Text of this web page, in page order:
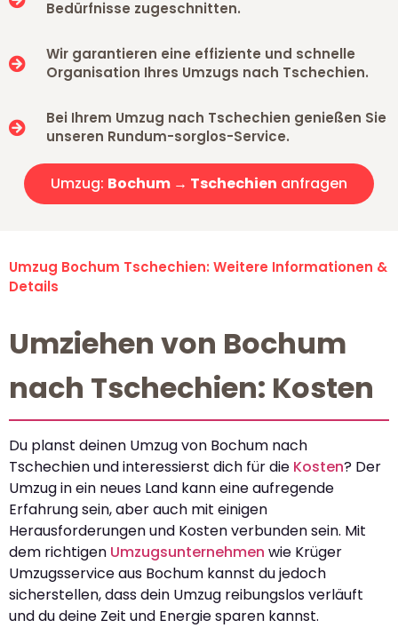
Bedürfnisse zugeschnitten.
Wir garantieren eine effiziente und schnelle
Organisation Ihres Umzugs nach Tschechien.
Bei Ihrem Umzug nach Tschechien genießen Sie
unseren Rundum-sorglos-Service.
Umzug: Bochum → Tschechien anfragen
Umzug Bochum Tschechien: Weitere Informationen &
Details
Umziehen von Bochum
nach Tschechien: Kosten
Du planst deinen Umzug von Bochum nach
Tschechien und interessierst dich für die Kosten? Der
Umzug in ein neues Land kann eine aufregende
Erfahrung sein, aber auch mit einigen
Herausforderungen und Kosten verbunden sein. Mit
dem richtigen Umzugsunternehmen wie Krüger
Umzugsservice aus Bochum kannst du jedoch
sicherstellen, dass dein Umzug reibungslos verläuft
und du deine Zeit und Energie sparen kannst.